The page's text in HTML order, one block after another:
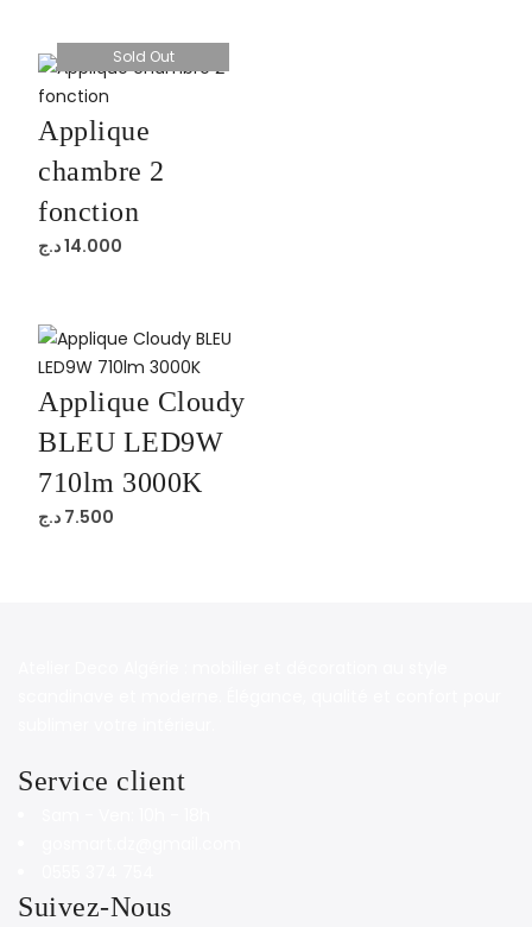
Sold Out
Applique
chambre 2
fonction
14.000د.ج
Applique Cloudy
BLEU LED9W
710lm 3000K
7.500 د.ج
Service client
Suivez-Nous